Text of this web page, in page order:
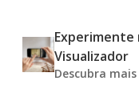
Experimente
Visualizador
Descubra mais